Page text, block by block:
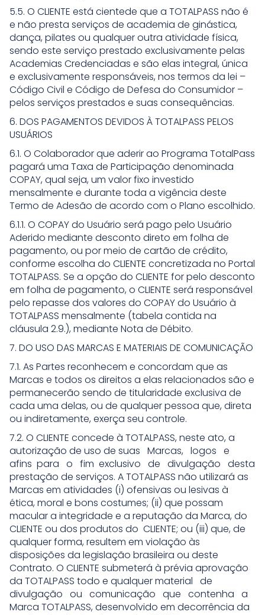
5.5. O CLIENTE está cientede que a TOTALPASS não é
e não presta serviços de academia de ginástica,
dança, pilates ou qualquer outra atividade física,
sendo este serviço prestado exclusivamente pelas
Academias Credenciadas e são elas integral, única
e exclusivamente responsáveis, nos termos da lei –
Código Civil e Código de Defesa do Consumidor –
pelos serviços prestados e suas consequências.
6. DOS PAGAMENTOS DEVIDOS À TOTALPASS PELOS
USUÁRIOS
6.1. O Colaborador que aderir ao Programa TotalPass
pagará uma Taxa de Participação denominada
COPAY, qual seja, um valor fixo investido
mensalmente e durante toda a vigência deste
Termo de Adesão de acordo com o Plano escolhido.
6.1.1. O COPAY do Usuário será pago pelo Usuário
Aderido mediante desconto direto em folha de
pagamento, ou por meio de cartão de crédito,
conforme escolha do CLIENTE concretizada no Portal
TOTALPASS. Se a opção do CLIENTE for pelo desconto
em folha de pagamento, o CLIENTE será responsável
pelo repasse dos valores do COPAY do Usuário à
TOTALPASS mensalmente (tabela contida na
cláusula 2.9.), mediante Nota de Débito.
7. DO USO DAS MARCAS E MATERIAIS DE COMUNICAÇÃO
7.1. As Partes reconhecem e concordam que as
Marcas e todos os direitos a elas relacionados são e
permanecerão sendo de titularidade exclusiva de
cada uma delas, ou de qualquer pessoa que, direta
ou indiretamente, exerça seu controle.
7.2. O CLIENTE concede à TOTALPASS, neste ato, a
autorização de uso de suas Marcas, logos e
afins para o fim exclusivo de divulgação desta
prestação de serviços. A TOTALPASS não utilizará as
Marcas em atividades (i) ofensivas ou lesivas à
ética, moral e bons costumes; (ii) que possam
macular a integridade e a reputação da Marca, do
CLIENTE ou dos produtos do CLIENTE; ou (iii) que, de
qualquer forma, resultem em violação às
disposições da legislação brasileira ou deste
Contrato. O CLIENTE submeterá à prévia aprovação
da TOTALPASS todo e qualquer material de
divulgação ou comunicação que contenha a
Marca TOTALPASS, desenvolvido em decorrência da